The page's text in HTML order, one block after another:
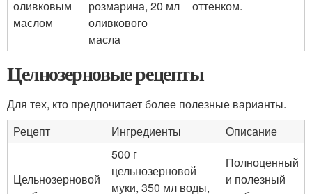
оливковым
маслом
розмарина, 20 мл
оливкового
масла
оттенком.
Целнозерновые рецепты
Для тех, кто предпочитает более полезные варианты.
Рецепт
Ингредиенты Описание
Цельнозерновой
500 г
цельнозерновой
муки, 350 мл воды,
Полноценный
и полезный